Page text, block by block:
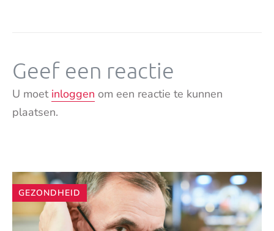
Geef een reactie
U moet inloggen om een reactie te kunnen
plaatsen.
Andere
artikelen
GEZONDHEID